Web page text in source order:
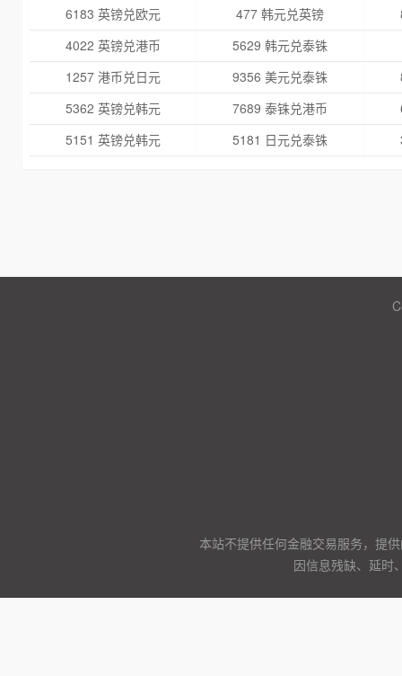
6183 英镑兑欧元 477 韩元兑英镑
4022 英镑兑港币
5629 韩元兑泰铢
1257 港币兑日元
9356 美元兑泰铢
5362 英镑兑韩元
7689 泰铢兑港币
5151 英镑兑韩元
5181 日元兑泰铢
本站不提供任何金融交易服务，提
因信息残缺、延时